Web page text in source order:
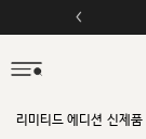
리미티드 에디션 신제품